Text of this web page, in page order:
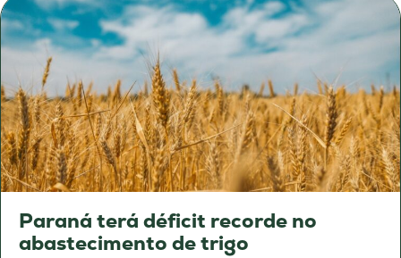
Paraná terá déficit recorde no
abastecimento de trigo